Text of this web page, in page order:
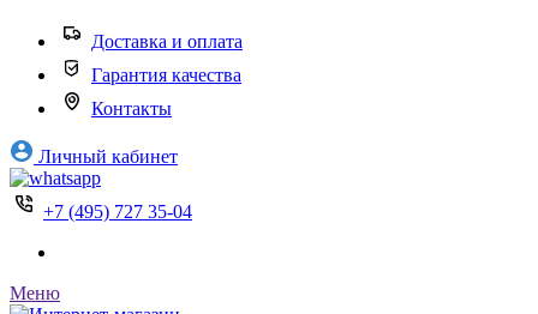
Доставка и оплата
Гарантия качества
Контакты
Личный кабинет
+7 (495) 727 35-04
Меню